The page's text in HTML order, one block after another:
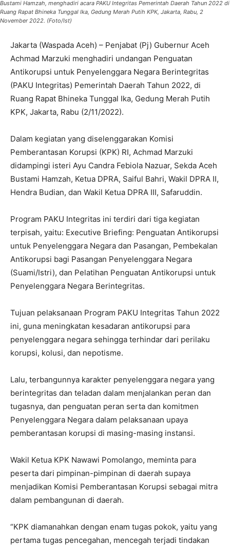
Bustami Hamzah, menghadiri acara PAKU Integritas Pemerintah Daerah Tahun 2022 di
Ruang Rapat Bhineka Tunggal Ika, Gedung Merah Putih KPK, Jakarta, Rabu, 2
November 2022. (Foto/Ist)
Jakarta (Waspada Aceh) – Penjabat (Pj) Gubernur Aceh
Achmad Marzuki menghadiri undangan Penguatan
Antikorupsi untuk Penyelenggara Negara Berintegritas
(PAKU Integritas) Pemerintah Daerah Tahun 2022, di
Ruang Rapat Bhineka Tunggal Ika, Gedung Merah Putih
KPK, Jakarta, Rabu (2/11/2022).
Dalam kegiatan yang diselenggarakan Komisi
Pemberantasan Korupsi (KPK) RI, Achmad Marzuki
didampingi isteri Ayu Candra Febiola Nazuar, Sekda Aceh
Bustami Hamzah, Ketua DPRA, Saiful Bahri, Wakil DPRA II,
Hendra Budian, dan Wakil Ketua DPRA III, Safaruddin.
Program PAKU Integritas ini terdiri dari tiga kegiatan
terpisah, yaitu: Executive Briefing: Penguatan Antikorupsi
untuk Penyelenggara Negara dan Pasangan, Pembekalan
Antikorupsi bagi Pasangan Penyelenggara Negara
(Suami/Istri), dan Pelatihan Penguatan Antikorupsi untuk
Penyelenggara Negara Berintegritas.
Tujuan pelaksanaan Program PAKU Integritas Tahun 2022
ini, guna meningkatan kesadaran antikorupsi para
penyelenggara negara sehingga terhindar dari perilaku
korupsi, kolusi, dan nepotisme.
Lalu, terbangunnya karakter penyelenggara negara yang
berintegritas dan teladan dalam menjalankan peran dan
tugasnya, dan penguatan peran serta dan komitmen
Penyelenggara Negara dalam pelaksanaan upaya
pemberantasan korupsi di masing-masing instansi.
Wakil Ketua KPK Nawawi Pomolango, meminta para
peserta dari pimpinan-pimpinan di daerah supaya
menjadikan Komisi Pemberantasan Korupsi sebagai mitra
dalam pembangunan di daerah.
“KPK diamanahkan dengan enam tugas pokok, yaitu yang
pertama tugas pencegahan, mencegah terjadi tindakan